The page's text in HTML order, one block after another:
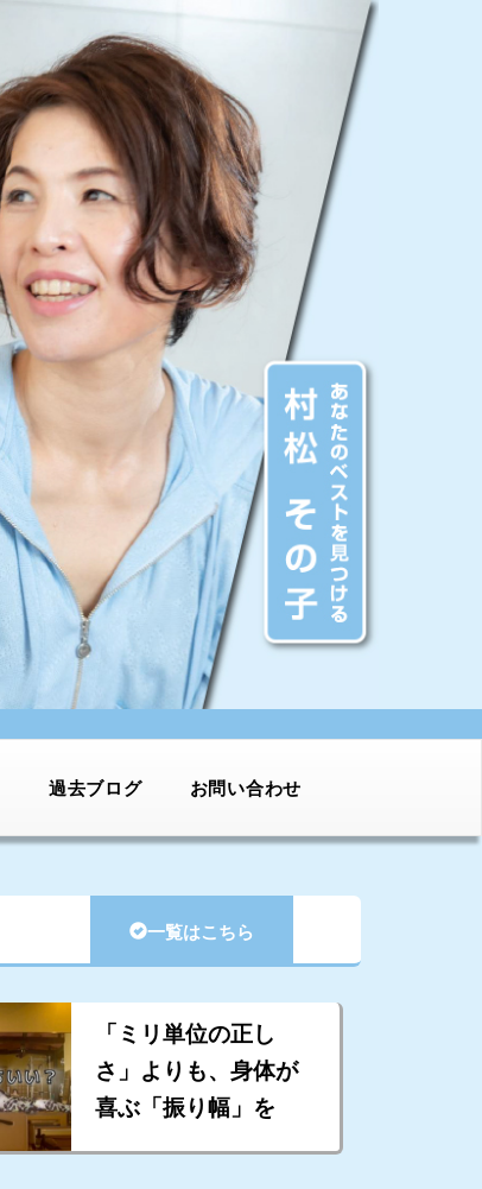
過去ブログ お問い合わせ
一覧はこちら
「ミリ単位の正し
さ」よりも、身体が
喜ぶ「振り幅」を